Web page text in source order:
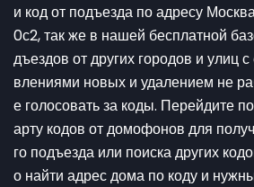
и код от подъезда по адресу
0с2, так же в нашей бесплатной
дъездов от других городов и улиц
влениями новых и удалением не
е голосовать за коды. Перейдите
арту кодов от домофонов для
го подъезда или поиска других
о найти адрес дома по коду и